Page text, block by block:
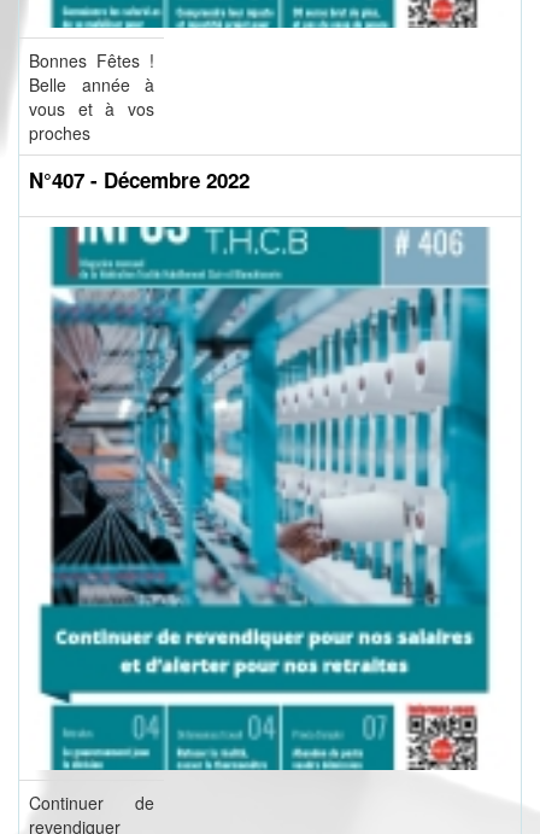
Bonnes Fêtes !
Belle année à
vous et à vos
proches
N°407 - Décembre 2022
Continuer de
revendiquer